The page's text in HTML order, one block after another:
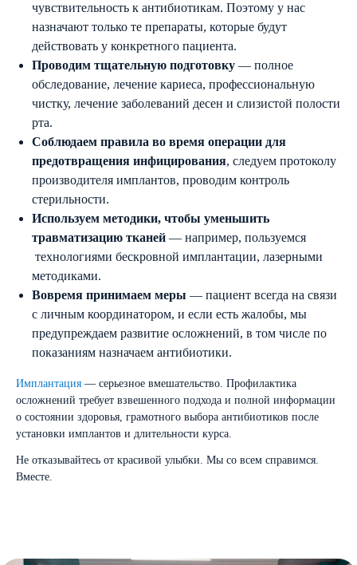
чувствительность к антибиотикам. Поэтому у нас
назначают только те препараты, которые будут
действовать у конкретного пациента.
Проводим тщательную подготовку — полное
обследование, лечение кариеса, профессиональную
чистку, лечение заболеваний десен и слизистой полости
рта.
Соблюдаем правила во время операции для
предотвращения инфицирования, следуем протоколу
производителя имплантов, проводим контроль
стерильности.
Используем методики, чтобы уменьшить
травматизацию тканей — например, пользуемся
технологиями бескровной имплантации, лазерными
методиками.
Вовремя принимаем меры — пациент всегда на связи
с личным координатором, и если есть жалобы, мы
предупреждаем развитие осложнений, в том числе по
показаниям назначаем антибиотики.
Имплантация — серьезное вмешательство. Профилактика
осложнений требует взвешенного подхода и полной информации
о состоянии здоровья, грамотного выбора антибиотиков после
установки имплантов и длительности курса.
Не отказывайтесь от красивой улыбки. Мы со всем справимся.
Вместе.